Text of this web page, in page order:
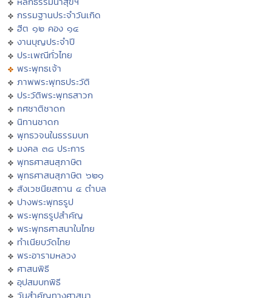
กรรมฐานประจำวันเกิด
ฮีต ๑๒ คอง ๑๔
งานบุญประจำปี
ประเพณีทั่วไทย
พระพุทธเจ้า
ภาพพระพุทธประวัติ
ประวัติพระพุทธสาวก
ทศชาติชาดก
นิทานชาดก
พุทธวจนในธรรมบท
มงคล ๓๘ ประการ
พุทธศาสนสุภาษิต
พุทธศาสนสุภาษิต ๖๒๑
สังเวชนียสถาน ๔ ตำบล
ปางพระพุทธรูป
พระพุทธรูปสำคัญ
พระพุทธศาสนาในไทย
ทำเนียบวัดไทย
พระอารามหลวง
ศาสนพิธี
อุปสมบทพิธี
วันสำคัญทางศาสนา